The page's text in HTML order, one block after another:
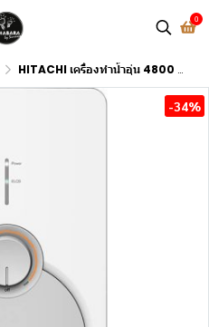
0
HITACHI เครื่องทำน้ำอุ่น 4800 วัตต์ รุ่น HES-48G
-34%